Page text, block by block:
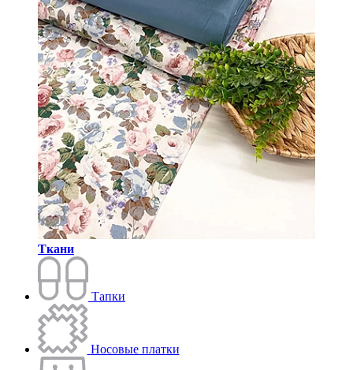
Ткани
Тапки
Носовые платки